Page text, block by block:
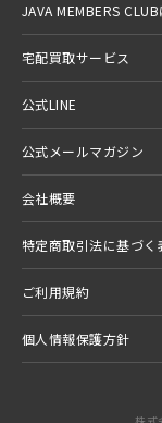
JAVA MEMBERS
宅配買取サービス
公式LINE
公式メールマガジン
会社概要
特定商取引法に基づく
ご利用規約
個人情報保護方針